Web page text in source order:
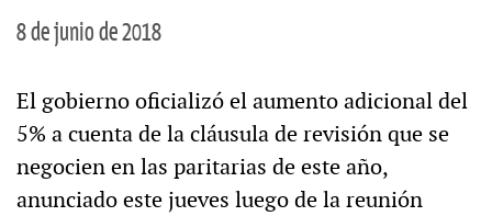
8 de junio de 2018
El gobierno oficializó el aumento adicional del
5% a cuenta de la cláusula de revisión que se
negocien en las paritarias de este año,
anunciado este jueves luego de la reunión